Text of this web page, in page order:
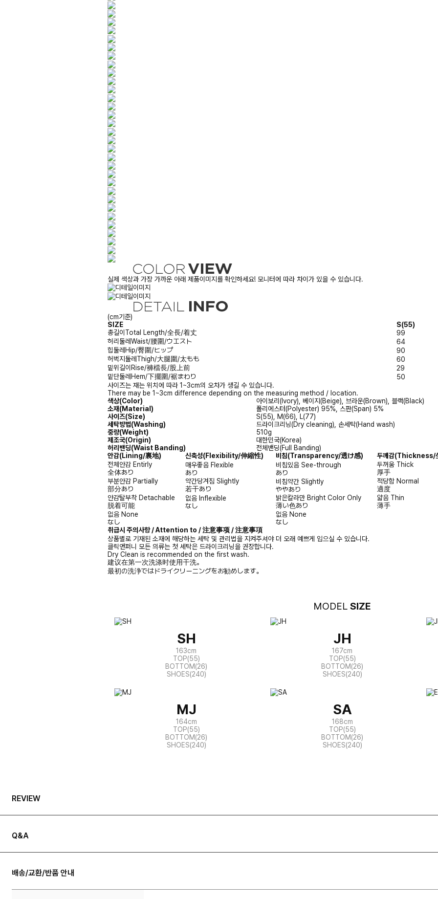
실제 색상과 가장 가까운 아래 제품이미지를 확인하세요! 모니터에 따라 차이가 있을 수 있습니다.
(cm기준)
SIZE
S(55)
총길이Total Length/全長/着丈
99
허리둘레Waist/腰圍/ウエスト
64
힙둘레Hip/臀圍/ヒップ
90
허벅지둘레Thigh/大腿圍/太もも
60
밑위길이Rise/褲檔長/股上前
29
밑단둘레Hem/下擺圍/裾まわり
50
사이즈는 재는 위치에 따라 1~3cm의 오차가 생길 수 있습니다.
There may be 1~3cm difference depending on the measuring method / location.
색상(Color)
아이보리(Ivory), 베이지(Beige), 브라운(Brown), 블랙(Black)
소재(Material)
폴리에스터(Polyester) 95%, 스판(Span) 5%
사이즈(Size)
S(55), M(66), L(77)
세탁방법(Washing)
드라이크리닝(Dry cleaning), 손세탁(Hand wash)
중량(Weight)
510g
제조국(Origin)
대한민국(Korea)
허리밴딩(Waist Banding)
전체밴딩(Full Banding)
안감(Lining/裏地) 신축성(Flexibility/伸縮性) 비침(Transparency/透け感) 두께감(Thickness/
전체안감 Entirly
全体あり
매우좋음 Flexible
あり
비침있음 See-through
あり
두꺼움 Thick
厚手
부분안감 Partially
部分あり
약간당겨짐 Slightly
若干あり
비침약간 Slightly
ややあり
적당함 Normal
適度
안감탈부착 Detachable
脱着可能
없음 Inflexible
なし
밝은칼라만 Bright Color Only
薄い色あり
얇음 Thin
薄手
없음 None
なし
없음 None
なし
취급시 주의사항 / Attention to / 注意事项 / 注意事項
상품별로 기재된 소재에 해당하는 세탁 및 관리법을 지켜주셔야 더 오래 예쁘게 입으실 수 있습니다.
클릭앤퍼니 모든 의류는 첫 세탁은 드라이크리닝을 권장합니다.
Dry Clean is recommended on the first wash.
建议在第一次洗涤时使用干洗。
最初の洗浄ではドライクリーニングをお勧めします。
MODEL SIZE
SH
163cm
TOP(55)
BOTTOM(26)
SHOES(240)
JH
167cm
TOP(55)
BOTTOM(26)
SHOES(240)
MJ
164cm
TOP(55)
BOTTOM(26)
SHOES(240)
SA
168cm
TOP(55)
BOTTOM(26)
SHOES(240)
REVIEW
Q&A
배송/교환/반품 안내